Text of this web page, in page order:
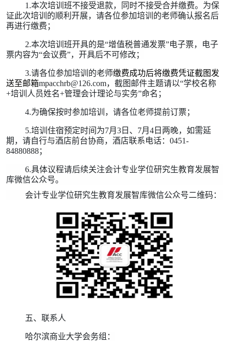
1.本次培训班不接受退款，同时不接受合并缴费。为保
证此次培训的顺利开展，请各位参加培训的老师确认报名后
再进行缴费；
2.本次培训班开具的是“增值税普通发票”电子票，电子
票内容为“会议费”，开具后不可修改；
3.请各位参加培训的老师缴费成功后将缴费凭证截图发
送至邮箱mpacchrb@126.com， 截图邮件主题请以“学校名称
+培训人员姓名+管理会计理论与实务”命名；
4.为确保按时参加培训，请各位老师提前订票；
5.培训 住宿预定时间为7月3日、7月4日两晚，如需延
期，请自行与酒店前台协商，酒店联系电话：0451-
84880888；
6.具体议程请后续关注会计专业学位研究生教育发展智
库微信公众号。
会计专业学位研究生教育发展智库微信公众号二维码：
五、联系人
哈尔滨商业大学会务组：